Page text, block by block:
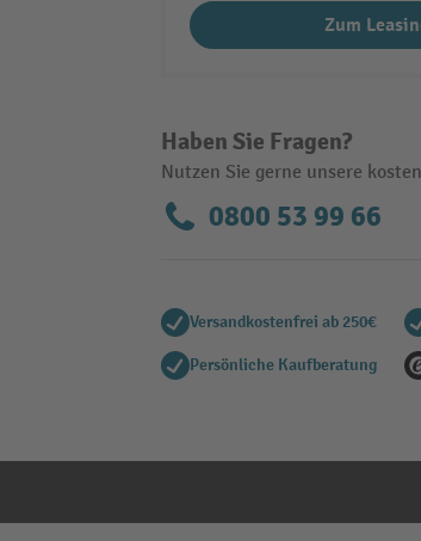
Haben Sie Fragen?
Nutzen Sie gerne unsere
0800 53 99 66
Zum
Versandkostenfrei ab 250€
Persönliche Kaufberatung